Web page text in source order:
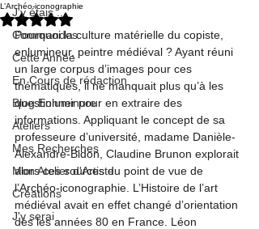
J'y étais ...
Commandes
Cette Année
En Cours de rédaction
Blog Enluminure
Ateliers
Mes Recherches
Mon Atelier d'Artiste
Créations
J'y serai
L’Archéo-iconographie
Noté NaN étoiles sur 5.
Pourquoi la culture matérielle du copiste,
enlumineur, peintre médiéval ? Ayant réuni
un large corpus d’images pour ces
thématiques, il ne manquait plus qu’à les
questionner pour en extraire des
informations. Appliquant le concept de sa
professeure d’université, madame Danièle-
Alexandre-Bidon, Claudine Brunon explorait
alors ces sources du point de vue de
l’Archéo-iconographie. L’Histoire de l’art
médiéval avait en effet changé d’orientation
dès les années 80 en France. Léon